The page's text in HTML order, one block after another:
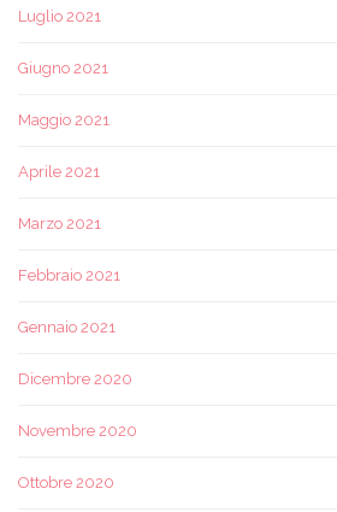
Luglio 2021
Giugno 2021
Maggio 2021
Aprile 2021
Marzo 2021
Febbraio 2021
Gennaio 2021
Dicembre 2020
Novembre 2020
Ottobre 2020